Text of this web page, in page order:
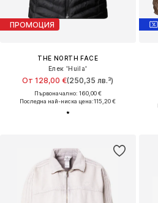
ПРОМОЦИЯ
THE NORTH FACE
Елек 'Huila'
От 128,00 €(250,35 лв.³)
Първоначално: 160,00 €
Последна най-ниска цена:115,20 €